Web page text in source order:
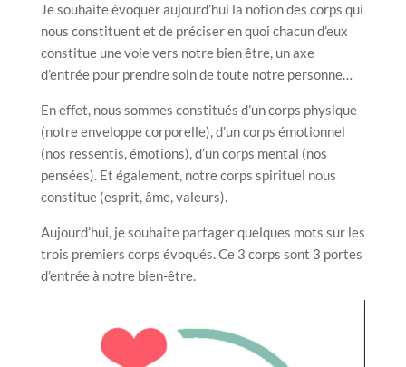
Je souhaite évoquer aujourd’hui la notion des corps qui
nous constituent et de préciser en quoi chacun d’eux
constitue une voie vers notre bien être, un axe
d’entrée pour prendre soin de toute notre personne…
En effet, nous sommes constitués d’un corps physique
(notre enveloppe corporelle), d’un corps émotionnel
(nos ressentis, émotions), d’un corps mental (nos
pensées). Et également, notre corps spirituel nous
constitue (esprit, âme, valeurs).
Aujourd’hui, je souhaite partager quelques mots sur les
trois premiers corps évoqués. Ce 3 corps sont 3 portes
d’entrée à notre bien-être.